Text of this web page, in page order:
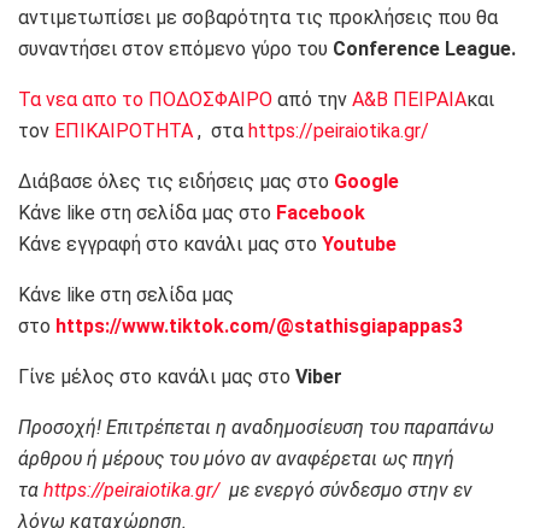
αντιμετωπίσει με σοβαρότητα τις προκλήσεις που θα
συναντήσει στον επόμενο γύρο του Conference League.
Τα νεα απο το ΠΟΔΟΣΦΑΙΡΟ από την Α&Β ΠΕΙΡΑΙΑκαι
τον ΕΠΙΚΑΙΡΟΤΗΤΑ , στα https://peiraiotika.gr/
Διάβασε όλες τις ειδήσεις μας στο Google
Κάνε like στη σελίδα μας στο Facebook
Κάνε εγγραφή στο κανάλι μας στο Youtube
Κάνε like στη σελίδα μας
στο https://www.tiktok.com/@stathisgiapappas3
Γίνε μέλος στο κανάλι μας στο Viber
Προσοχή! Επιτρέπεται η αναδημοσίευση του παραπάνω
άρθρου ή μέρους του μόνο αν αναφέρεται ως πηγή
τα https://peiraiotika.gr/με ενεργό σύνδεσμο στην εν
λόγω καταχώρηση.